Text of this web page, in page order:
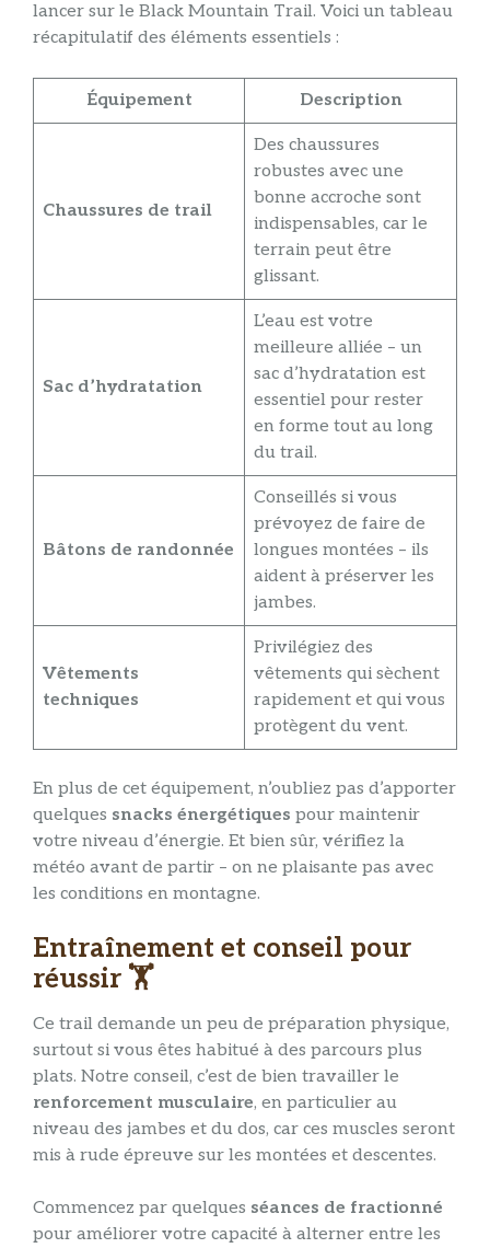
lancer sur le Black Mountain Trail. Voici un tableau
récapitulatif des éléments essentiels :
Équipement Description
Chaussures de trail
Des chaussures
robustes avec une
bonne accroche sont
indispensables, car le
terrain peut être
glissant.
Sac d’hydratation
L’eau est votre
meilleure alliée – un
sac d’hydratation est
essentiel pour rester
en forme tout au long
du trail.
Bâtons de randonnée
Conseillés si vous
prévoyez de faire de
longues montées – ils
aident à préserver les
jambes.
Vêtements
techniques
Privilégiez des
vêtements qui sèchent
rapidement et qui vous
protègent du vent.
En plus de cet équipement, n’oubliez pas d’apporter
quelques snacks énergétiques pour maintenir
votre niveau d’énergie. Et bien sûr, vérifiez la
météo avant de partir – on ne plaisante pas avec
les conditions en montagne.
Entraînement et conseil pour
réussir 🏋️
Ce trail demande un peu de préparation physique,
surtout si vous êtes habitué à des parcours plus
plats. Notre conseil, c’est de bien travailler le
renforcement musculaire, en particulier au
niveau des jambes et du dos, car ces muscles seront
mis à rude épreuve sur les montées et descentes.
Commencez par quelques séances de fractionné
pour améliorer votre capacité à alterner entre les